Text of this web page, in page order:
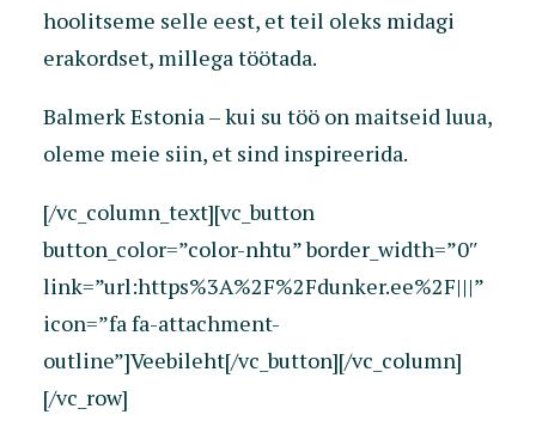
hoolitseme selle eest, et teil oleks midagi
erakordset, millega töötada.
Balmerk Estonia – kui su töö on maitseid luua,
oleme meie siin, et sind inspireerida.
[/vc_column_text][vc_button
button_color=”color-nhtu” border_width=”0″
link=”url:https%3A%2F%2Fdunker.ee%2F|||”
icon=”fa fa-attachment-
outline”]Veebileht[/vc_button][/vc_column]
[/vc_row]